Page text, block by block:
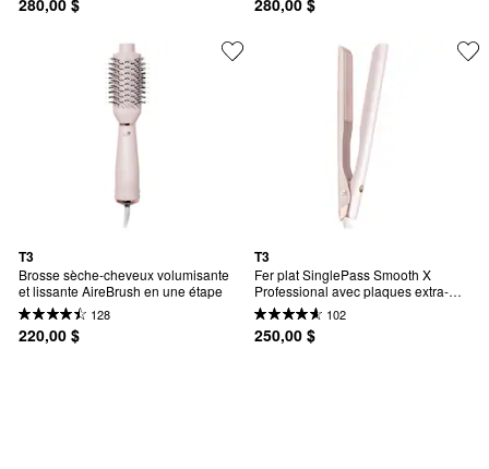
T3
Brosse sèche-cheveux volumisante
et lissante AireBrush en une étape
128
220,00 $
T3
Fer plat SinglePass Smooth X
Professional avec plaques extra-
longues
102
250,00 $